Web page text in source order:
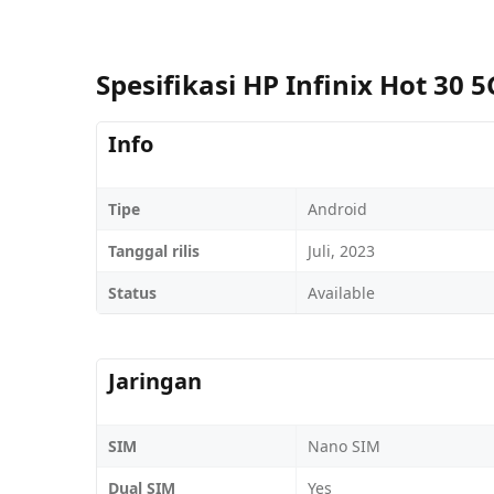
Spesifikasi HP Infinix Hot 30
Info
Tipe
Android
Tanggal rilis
Juli, 2023
Status
Available
Jaringan
SIM
Nano SIM
Dual SIM
Yes